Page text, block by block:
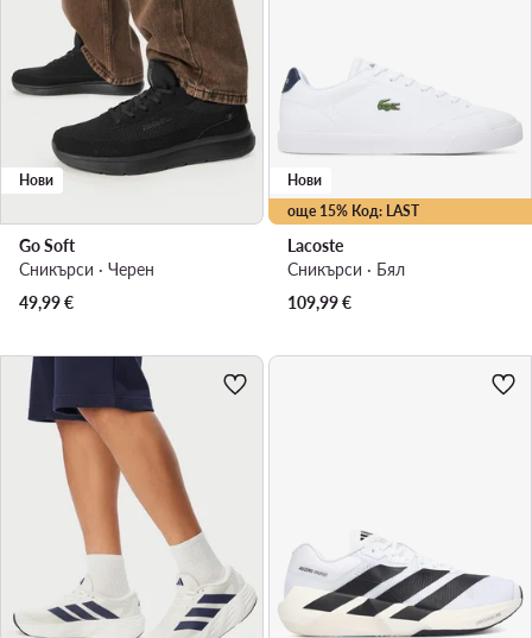
Нови
Go Soft
Сникърси · Черен
49,99€
още 15% Код: LAST
Нови
Lacoste
Сникърси · Бял
109,99€